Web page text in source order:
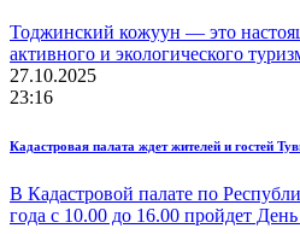
Тоджинский кожуун — это
активного и экологического
27.10.2025
23:16
Кадастровая палата ждет жителей и гостей
В Кадастровой палате по
года с 10.00 до 16.00 пройдет